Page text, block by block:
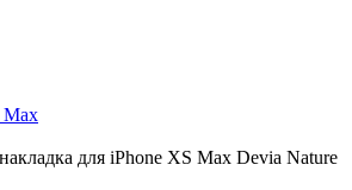
Max
для iPhone XS Max Devia Nature